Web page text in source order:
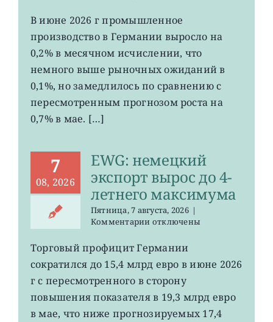
EWG:
рост
промпроизводства
Германии
до
0,2%
В июне 2026 г промышленное
производство в Германии выросло на
0,2% в месячном исчислении, что
немного выше рыночных ожиданий в
0,1%, но замедлилось по сравнению с
пересмотренным прогнозом роста на
0,7% в мае. […]
7
08, 2026
EWG: немецкий
экспорт вырос до 4-
летнего максимума
Пятница, 7 августа, 2026 |
Комментариик
EWG:
немецкий
экспорт
вырос
4-
летнего
отключены
Торговый профицит Германии
сократился до 15,4 млрд евро в июне 2026
г с пересмотренного в сторону
повышения показателя в 19,3 млрд евро
в мае, что ниже прогнозируемых 17,4